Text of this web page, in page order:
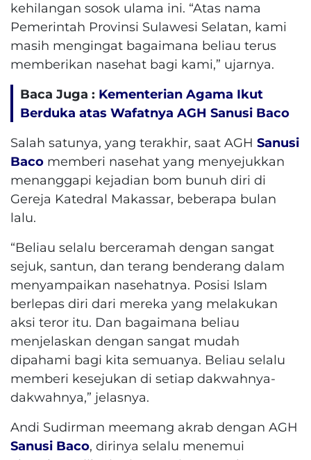
kehilangan sosok ulama ini. “Atas nama
Pemerintah Provinsi Sulawesi Selatan, kami
masih mengingat bagaimana beliau terus
memberikan nasehat bagi kami,” ujarnya.
Baca Juga : Kementerian Agama Ikut
Berduka atas Wafatnya AGH Sanusi Baco
Salah satunya, yang terakhir, saat AGH Sanusi
Baco memberi nasehat yang menyejukkan
menanggapi kejadian bom bunuh diri di
Gereja Katedral Makassar, beberapa bulan
lalu.
“Beliau selalu berceramah dengan sangat
sejuk, santun, dan terang benderang dalam
menyampaikan nasehatnya. Posisi Islam
berlepas diri dari mereka yang melakukan
aksi teror itu. Dan bagaimana beliau
menjelaskan dengan sangat mudah
dipahami bagi kita semuanya. Beliau selalu
memberi kesejukan di setiap dakwahnya-
dakwahnya,” jelasnya.
Andi Sudirman meemang akrab dengan AGH
Sanusi Baco, dirinya selalu menemui